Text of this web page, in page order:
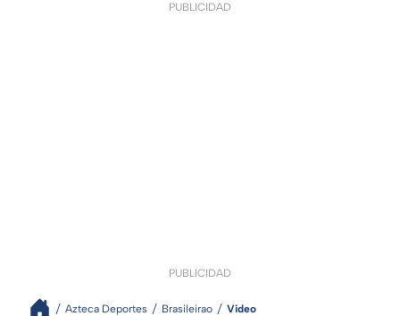
PUBLICIDAD
PUBLICIDAD
Azteca Deportes Brasileirao Video